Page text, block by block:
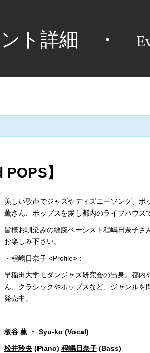
ト詳細 ・
】
美しい歌声でジャズやディズニーソング、
薫さん、ポップスを愛し都内のライブハウス
皆様お馴染みの敏腕ベーシスト程嶋日奈子
お楽しみ下さい。
・程嶋日奈子 <Profile>：
早稲田大学モダンジャズ研究会の出身。都
ん、クラシックやポップスなど、ジャンルを
発売中。
板谷 薫・ Syu-ko (Vocal)
松井玲央(Piano) 程嶋日奈子